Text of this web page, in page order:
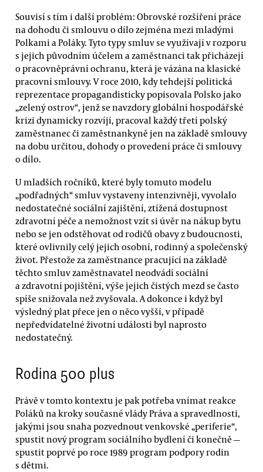
Souvisí s tím i další problém: Obrovské rozšíření práce
na dohodu či smlouvu o dílo zejména mezi mladými
Polkami a Poláky. Tyto typy smluv se využívají v rozporu
s jejich původním účelem a zaměstnanci tak přicházejí
o pracovněprávní ochranu, která je vázána na klasické
pracovní smlouvy. V roce 2010, kdy tehdejší politická
reprezentace propagandisticky popisovala Polsko jako
„zelený ostrov“, jenž se navzdory globální hospodářské
krizi dynamicky rozvíjí, pracoval každý třetí polský
zaměstnanec či zaměstnankyně jen na základě smlouvy
na dobu určitou, dohody o provedení práce či smlouvy
o dílo.
U mladších ročníků, které byly tomuto modelu
„podřadných“ smluv vystaveny intenzivněji, vyvolalo
nedostatečné sociální zajištění, ztížená dostupnost
zdravotní péče a nemožnost vzít si úvěr na nákup bytu
nebo se jen odstěhovat od rodičů obavy z budoucnosti,
které ovlivnily celý jejich osobní, rodinný a společenský
život. Přestože za zaměstnance pracující na základě
těchto smluv zaměstnavatel neodvádí sociální
a zdravotní pojištění, výše jejich čistých mezd se často
spíše snižovala než zvyšovala. A dokonce i když byl
výsledný plat přece jen o něco vyšší, v případě
nepředvídatelné životní události byl naprosto
nedostatečný.
Rodina 500 plus
Právě v tomto kontextu je pak potřeba vnímat reakce
Poláků na kroky současné vlády Práva a spravedlnosti,
jakými jsou snaha pozvednout venkovské „periferie“,
spustit nový program sociálního bydlení či konečně —
spustit poprvé po roce 1989 program podpory rodin
s dětmi.